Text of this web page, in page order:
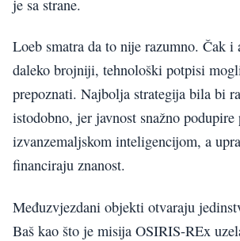
je sa strane.
Loeb smatra da to nije razumno. Čak i
daleko brojniji, tehnološki potpisi
prepoznati. Najbolja strategija bila bi
istodobno, jer javnost snažno podupire
izvanzemaljskom inteligencijom, a
financiraju znanost.
Međuzvjezdani objekti otvaraju
Baš kao što je misija OSIRIS-REx